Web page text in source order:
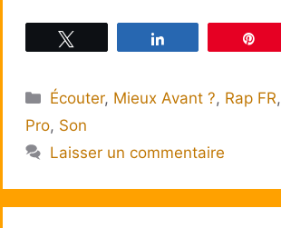
Catégories
Écouter, Mieux Avant ?, Rap FR,
Pro, Son
Laisser un commentaire